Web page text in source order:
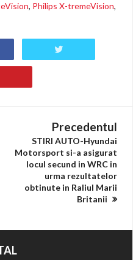
, Philips X-tremeVision,
Precedentul
STIRI AUTO-Hyundai
Motorsport si-a asigurat
locul secund in WRC in
urma rezultatelor
obtinute in Raliul Marii
Britanii